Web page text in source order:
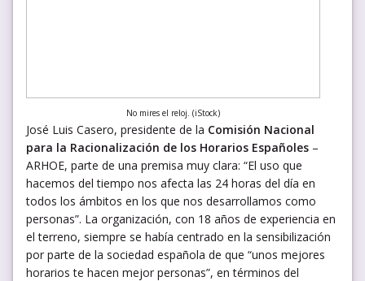
No mires el reloj. (iStock)
José Luis Casero, presidente de la Comisión Nacional
para la Racionalización de los Horarios Españoles –
ARHOE, parte de una premisa muy clara: “El uso que
hacemos del tiempo nos afecta las 24 horas del día en
todos los ámbitos en los que nos desarrollamos como
personas”. La organización, con 18 años de experiencia en
el terreno, siempre se había centrado en la sensibilización
por parte de la sociedad española de que “unos mejores
horarios te hacen mejor personas”, en términos del